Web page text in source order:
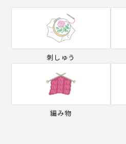
刺しゅう
編み物